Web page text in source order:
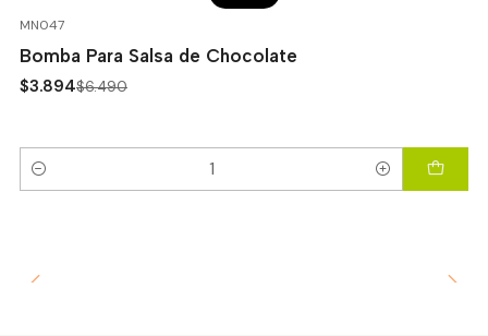
MN047
Bomba Para Salsa de Chocolate
$3.894$6.490
Cantidad